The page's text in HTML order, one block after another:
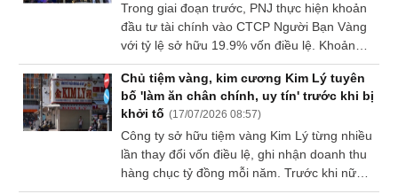
Trong giai đoạn trước, PNJ thực hiện khoản
đầu tư tài chính vào CTCP Người Bạn Vàng
với tỷ lệ sở hữu 19.9% vốn điều lệ. Khoản
đầu tư này nhằm đa dạng hóa danh mục
đầu tư của Công ty, đồng thời mở rộng hệ
sinh thái dịch vụ để đáp ứng nhu cầu cầm cố
tài sản của một bộ phận khách hàng.
Chủ tiệm vàng, kim cương Kim Lý tuyên
bố 'làm ăn chân chính, uy tín' trước khi bị
khởi tố (17/07/2026 08:57)
Công ty sở hữu tiệm vàng Kim Lý từng nhiều
lần thay đổi vốn điều lệ, ghi nhận doanh thu
hàng chục tỷ đồng mỗi năm. Trước khi nữ